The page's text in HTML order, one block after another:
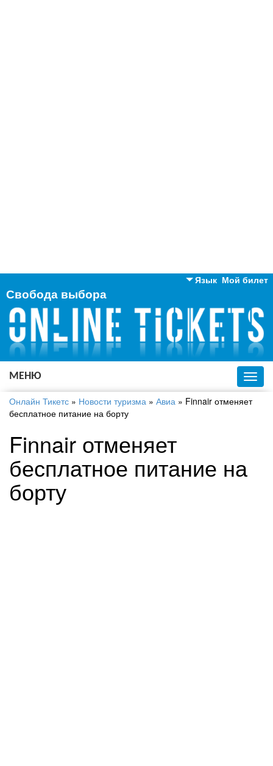
Мой билет
Язык
Английский
Русский
Украинский
Свобода выбора
МЕНЮ
Онлайн Тикетс » Новости туризма » Авиа » Finnair отменяет
бесплатное питание на борту
Finnair отменяет
бесплатное питание на
борту